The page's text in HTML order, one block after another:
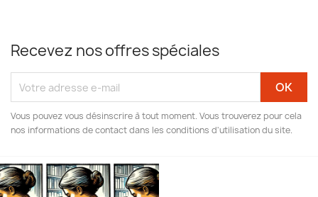
Recevez nos offres spéciales
Vous pouvez vous désinscrire à tout moment. Vous trouverez pour cela
nos informations de contact dans les conditions d'utilisation du site.